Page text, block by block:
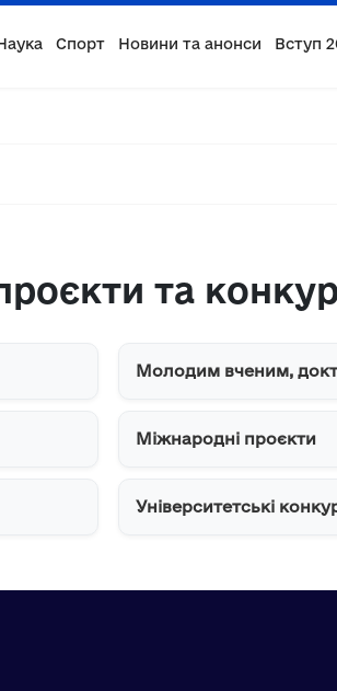
Спорт Новини та анонси Вступ
та
Молодим вченим,
Міжнародні проєкти
Університетські